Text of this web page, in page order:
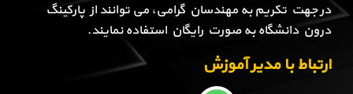
در جهت تکریم به مهندسان گرامی، می توانند از پارکینگ
درون دانشگاه به صورت رایگان استفاده نمایند.
ارتباط با مدیر آموزش